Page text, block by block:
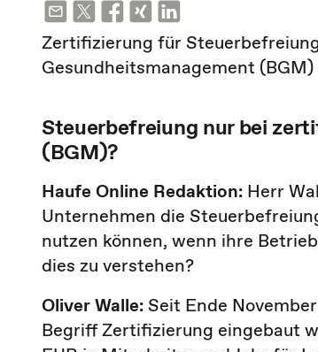
Zertifizierung für
Gesundheitsmanagement (BGM)
Steuerbefreiung nur bei
(BGM)?
Haufe Online Redaktion: Herr
Unternehmen die
nutzen können, wenn ihre
dies zu verstehen?
Oliver Walle:Seit Ende
Begriff Zertifizierung eingebaut